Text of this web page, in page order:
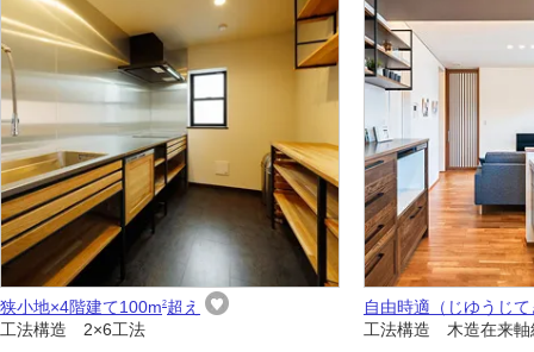
狭小地×4階建て100m2超え
工法構造 2×6工法
自由時適（じゆうじ
工法構造 木造在来軸